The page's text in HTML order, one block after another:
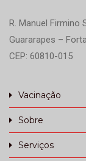
R. Manuel Firmino
Guararapes –
CEP: 60810-015
Vacinação
Sobre
Serviços